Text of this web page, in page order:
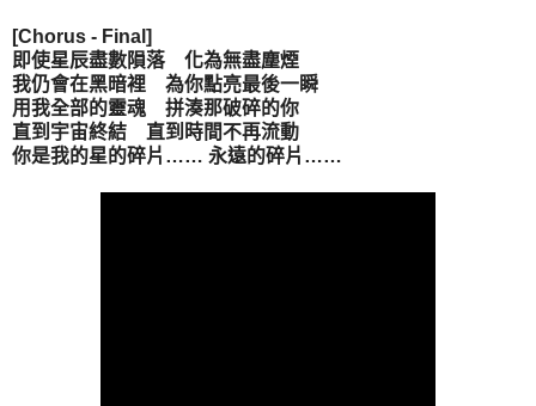
[Chorus - Final]
即使星辰盡數隕落 化為無盡塵煙
我仍會在黑暗裡 為你點亮最後一瞬
用我全部的靈魂 拼湊那破碎的你
直到宇宙終結 直到時間不再流動
你是我的星的碎片…… 永遠的碎片……